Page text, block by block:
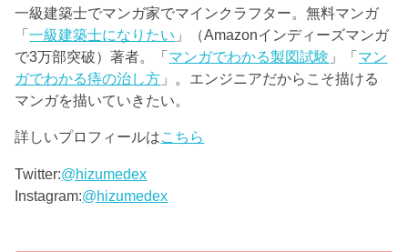
一級建築士でマンガ家でマインクラフター。無料マンガ
「一級建築士になりたい 」（Amazonインディーズマンガ
で3万部突破）著者。「マンガでわかる製図試験 」「マン
ガでわかる痔の治し方 」。エンジニアだからこそ描ける
マンガを描いていきたい。
詳しいプロフィールはこちら
Twitter:@hizumedex
Instagram:@hizumedex